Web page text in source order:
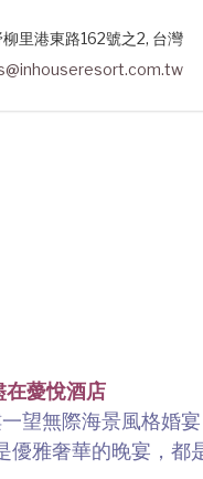
里港東路162號之2, 台灣
在薆悅酒店
望無際海景風格婚
優雅奢華的晚宴，都